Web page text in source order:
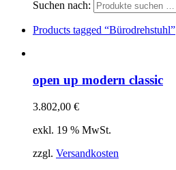
Suchen nach:
Products tagged “Bürodrehstuhl”
open up modern classic
3.802,00 €
exkl. 19 % MwSt.
zzgl. Versandkosten